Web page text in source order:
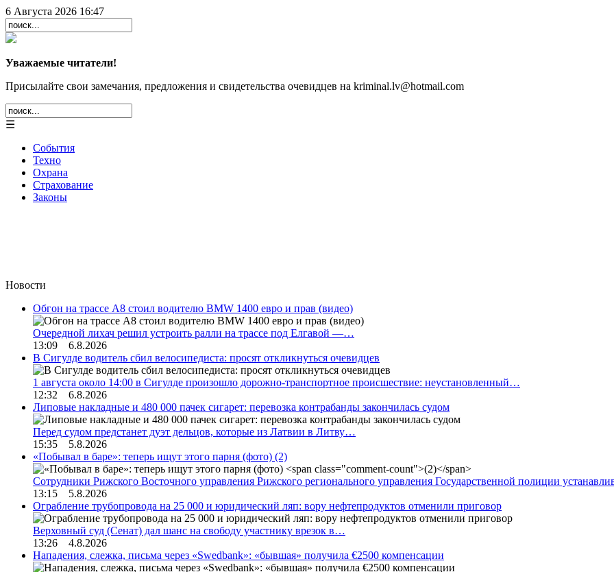
6 Августа 2026 16:47
Уважаемые читатели!
Присылайте свои замечания, предложения и свидетельства очевидцев на kriminal.lv@hotmail.com
☰
События
Техно
Охрана
Страхование
Законы
Новости
Обгон на трассе А8 стоил водителю BMW 1400 евро и прав (видео)
Очередной лихач решил устроить ралли на трассе под Елгавой —…
13:09 6.8.2026
В Сигулде водитель сбил велосипедиста: просят откликнуться очевидцев
1 августа около 14:00 в Сигулде произошло дорожно-транспортное происшествие: неустановленный…
12:32 6.8.2026
Липовые накладные и 480 000 пачек сигарет: перевозка контрабанды закончилась судом
Перед судом предстанет дуэт дельцов, которые из Латвии в Литву…
15:35 5.8.2026
«Побывал в баре»: теперь ищут этого парня (фото) (2)
Сотрудники Рижского Восточного управления Рижского регионального управления Государственной полиции
13:15 5.8.2026
Ограбление трубопровода на 25 000 и юридический ляп: вору нефтепродуктов отменили приговор
Верховный суд (Сенат) дал шанс на свободу участнику врезок в…
13:26 4.8.2026
Нападения, слежка, письма через «Swedbank»: «бывшая» получила €2500 компенсации